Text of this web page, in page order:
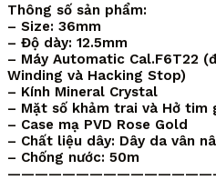
Thông số sản phẩm:
– Size: 36mm
– Độ dày: 12.5mm
– Máy Automatic Cal.F6T22
Winding và Hacking Stop)
– Kính Mineral Crystal
– Mặt số khảm trai và Hở tim
– Case mạ PVD Rose Gold
– Chất liệu dây: Dây da vân
– Chống nước: 50m